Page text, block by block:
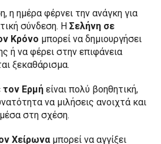
η ημέρα φέρνει την ανάγκη για
σύνδεση. Η Σελήνη σε
Κρόνο μπορεί να δημιουργήσει
ή να φέρει στην επιφάνεια
ξεκαθάρισμα.
τον Ερμή είναι πολύ βοηθητική,
να μιλήσεις ανοιχτά και
στη σχέση.
Χείρωναμπορεί να αγγίξει